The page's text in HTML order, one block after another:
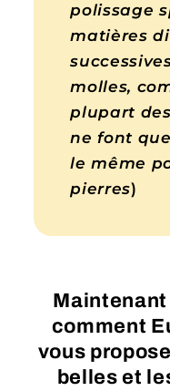
polissage
matières
molles,
plupart
ne font
le même
pierres)
Maintenant
comment
vous
belles et